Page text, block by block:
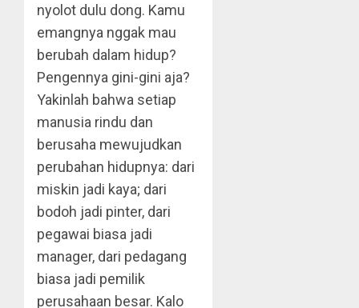
nyolot dulu dong. Kamu
emangnya nggak mau
berubah dalam hidup?
Pengennya gini-gini aja?
Yakinlah bahwa setiap
manusia rindu dan
berusaha mewujudkan
perubahan hidupnya: dari
miskin jadi kaya; dari
bodoh jadi pinter, dari
pegawai biasa jadi
manager, dari pedagang
biasa jadi pemilik
perusahaan besar. Kalo